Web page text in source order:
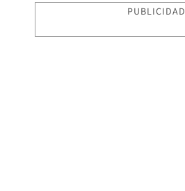
PUBLICIDAD